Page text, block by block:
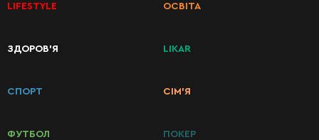
LIFESTYLE
ЗДОРОВ’Я
СПОРТ
ФУТБОЛ
ОСВІТА
LIKAR
СІМ’Я
ПОКЕР